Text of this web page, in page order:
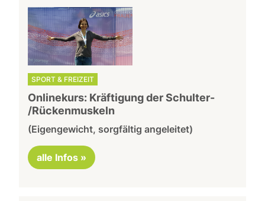
SPORT & FREIZEIT
Onlinekurs: Kräftigung der Schulter-
/Rückenmuskeln
(Eigengewicht, sorgfältig angeleitet)
alle Infos »